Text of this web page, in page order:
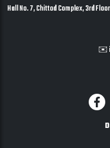
Hall No. 7, Chittod Complex, 3rd
✉️